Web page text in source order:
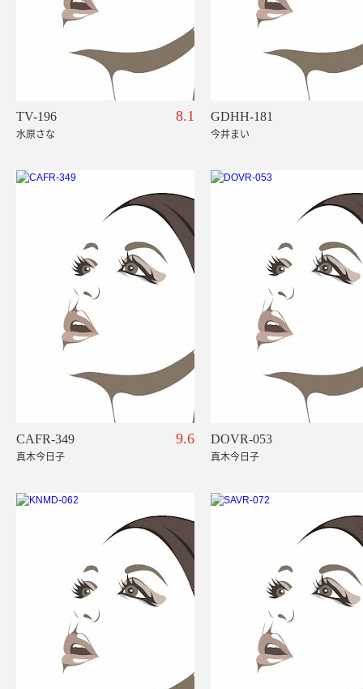
TV-196 8.1
水原さな
GDHH-181
今井まい
CAFR-349 9.6
真木今日子
DOVR-053
真木今日子